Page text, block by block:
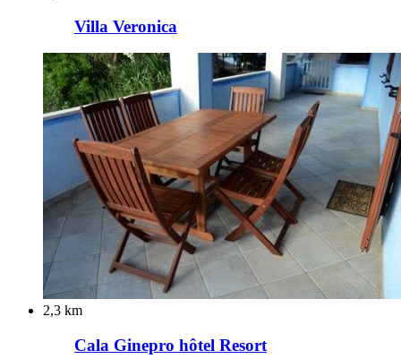
Villa Veronica
2,3 km
Cala Ginepro hôtel Resort